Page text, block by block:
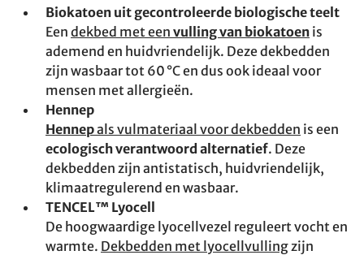
Biokatoen uit gecontroleerde biologische teelt
Een dekbed met een vulling van biokatoen is
ademend en huidvriendelijk. Deze dekbedden
zijn wasbaar tot 60 °C en dus ook ideaal voor
mensen met allergieën.
Hennep
Hennepals vulmateriaal voor dekbedden is een
ecologisch verantwoord alternatief. Deze
dekbedden zijn antistatisch, huidvriendelijk,
klimaatregulerend en wasbaar.
TENCEL™ Lyocell
De hoogwaardige lyocellvezel reguleert vocht en
warmte. Dekbedden met lyocellvullingzijn